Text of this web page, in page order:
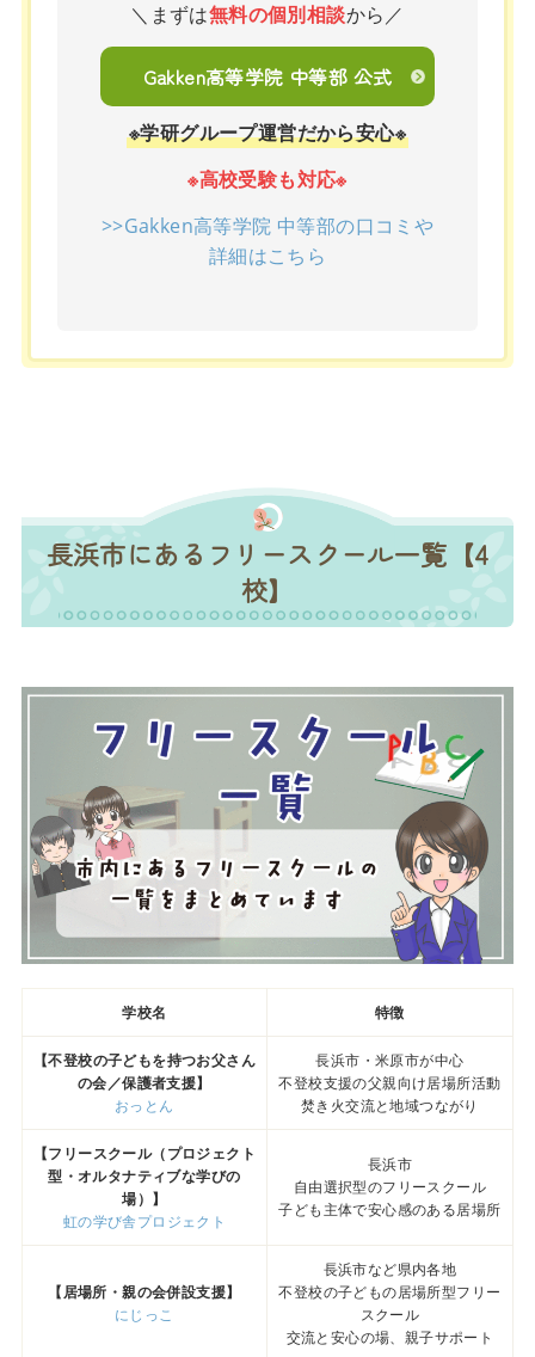
＼まずは無料の個別相談から／
Gakken高等学院 中等部 公式
※学研グループ運営だから安心※
※高校受験も対応※
>>Gakken高等学院 中等部の口コミや
詳細はこちら
長浜市にあるフリースクール一覧【4
校】
学校名 特徴
【不登校の子どもを持つお父さん
の会／保護者支援】
おっとん
長浜市・米原市が中心
不登校支援の父親向け居場所活動
焚き火交流と地域つながり
【フリースクール（プロジェクト
型・オルタナティブな学びの
場）】
虹の学び舎プロジェクト
長浜市
自由選択型のフリースクール
子ども主体で安心感のある居場所
【居場所・親の会併設支援】
にじっこ
長浜市など県内各地
不登校の子どもの居場所型フリー
スクール
交流と安心の場、親子サポート